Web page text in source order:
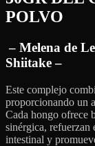
POLVO
– Melena de
Shiitake –
Este complejo
proporcionando un
Cada hongo ofrece
sinérgica, refuerzan
intestinal y